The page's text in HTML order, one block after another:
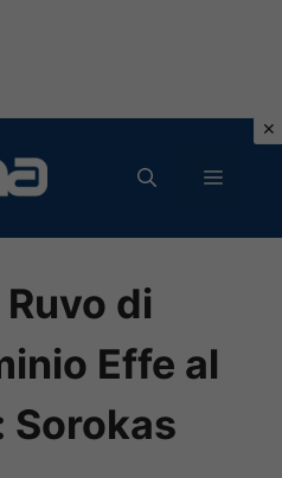
MENU
di
Effe al
Sorokas